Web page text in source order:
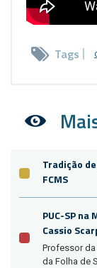
Tags
Tradição
FCMS
PUC-SP
Cassio
Professor
da Folha de